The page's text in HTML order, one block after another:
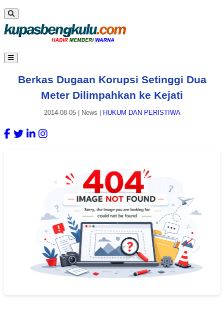
Berkas Dugaan Korupsi Setinggi Dua
Meter Dilimpahkan ke Kejati
2014-08-05| News HUKUM DAN PERISTIWA